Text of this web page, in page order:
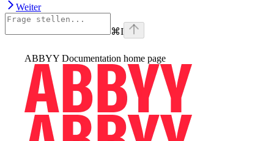
Weiter
⌘I
ABBYY Documentation home page